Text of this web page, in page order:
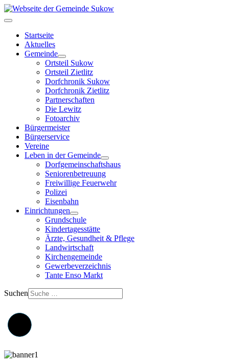
Startseite
Aktuelles
Gemeinde
Ortsteil Sukow
Ortsteil Zietlitz
Dorfchronik Sukow
Dorfchronik Zietlitz
Partnerschaften
Die Lewitz
Fotoarchiv
Bürgermeister
Bürgerservice
Vereine
Leben in der Gemeinde
Dorfgemeinschaftshaus
Seniorenbetreuung
Freiwillige Feuerwehr
Polizei
Eisenbahn
Einrichtungen
Grundschule
Kindertagesstätte
Ärzte, Gesundheit & Pflege
Landwirtschaft
Kirchengemeinde
Gewerbeverzeichnis
Tante Enso Markt
Suchen